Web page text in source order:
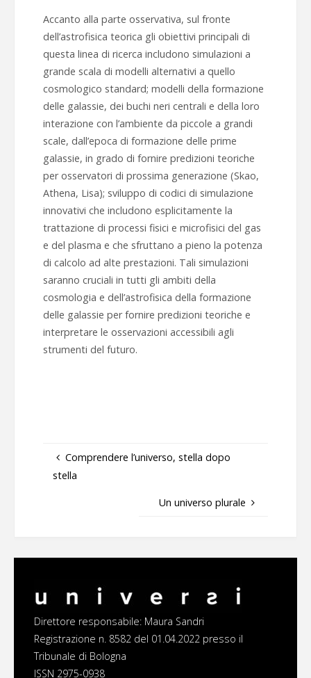
Accanto alla parte osservativa, sul fronte
dell’astrofisica teorica gli obiettivi principali di
questa linea di ricerca includono simulazioni a
grande scala di modelli alternativi a quello
cosmologico standard; modelli della formazione
delle galassie, dei buchi neri centrali e della loro
interazione con l’ambiente da piccole a grandi
scale, dall’epoca di formazione delle prime
galassie, in grado di fornire predizioni teoriche
per osservatori di prossima generazione (Skao,
Athena, Lisa); sviluppo di codici di simulazione
innovativi che includono esplicitamente la
trattazione di processi fisici e microfisici del gas
e del plasma e che sfruttano a pieno la potenza
di calcolo ad alte prestazioni. Tali simulazioni
saranno cruciali in tutti gli ambiti della
cosmologia e dell’astrofisica della formazione
delle galassie per fornire predizioni teoriche e
interpretare le osservazioni accessibili agli
strumenti del futuro.
Comprendere l’universo, stella dopo
stella
Un universo plurale
Direttore responsabile: Maura Sandri
Registrazione n. 8582 del 01.04.2022 presso il
Tribunale di Bologna
ISSN 2975-0938